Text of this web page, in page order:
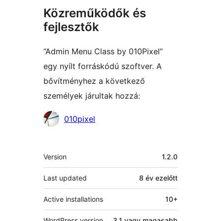
Közreműködők és
fejlesztők
“Admin Menu Class by 010Pixel”
egy nyílt forráskódú szoftver. A
bővítményhez a következő
személyek járultak hozzá:
Közreműködők
010pixel
Meta
Version 1.2.0
Last updated 8 év ezelőtt
Active installations 10+